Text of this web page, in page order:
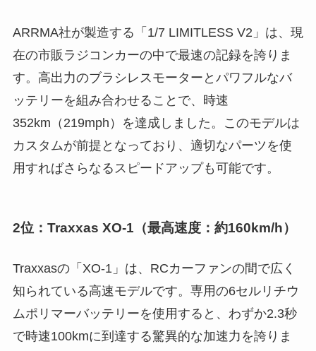
ARRMA社が製造する「1/7 LIMITLESS V2」は、現
在の市販ラジコンカーの中で最速の記録を誇りま
す。高出力のブラシレスモーターとパワフルなバ
ッテリーを組み合わせることで、時速
352km（219mph）を達成しました。このモデルは
カスタムが前提となっており、適切なパーツを使
用すればさらなるスピードアップも可能です。
2位：Traxxas XO-1（最高速度：約160km/h）
Traxxasの「XO-1」は、RCカーファンの間で広く
知られている高速モデルです。専用の6セルリチウ
ムポリマーバッテリーを使用すると、わずか2.3秒
で時速100kmに到達する驚異的な加速力を誇りま